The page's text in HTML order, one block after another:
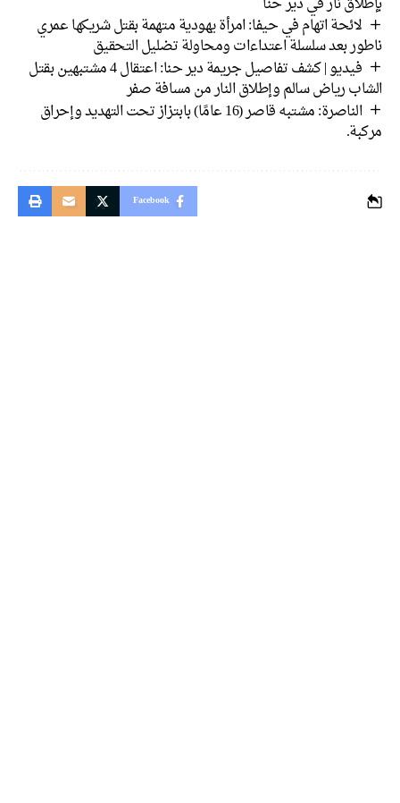
لائحة اتهام في حيفا: امرأة يهودية متهمة بقتل شريكها عمري
ناطور بعد سلسلة اعتداءات ومحاولة تضليل التحقيق
فيديو | كشف تفاصيل جريمة دير حنا: اعتقال 4 مشتبهين بقتل
الشاب رياض سالم وإطلاق النار من مسافة صفر
الناصرة: مشتبه قاصر (16 عامًا) بابتزاز تحت التهديد وإحراق
مركبة.
Facebook